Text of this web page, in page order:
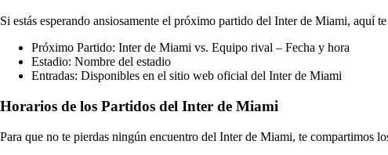
Si estás esperando ansiosamente el próximo partido del Inter de Miami, aquí
Próximo Partido: Inter de Miami vs. Equipo rival – Fecha y hora
Estadio: Nombre del estadio
Entradas: Disponibles en el sitio web oficial del Inter de Miami
Horarios de los Partidos del Inter de Miami
Para que no te pierdas ningún encuentro del Inter de Miami, te compartimos